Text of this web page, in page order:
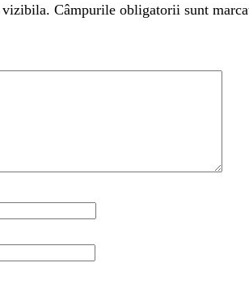
Câmpurile obligatorii sunt